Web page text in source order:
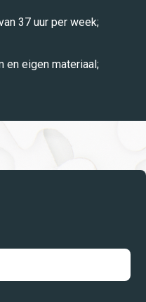
37 uur per week;
en eigen materiaal;